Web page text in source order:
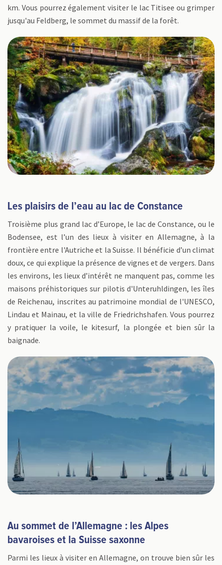
km. Vous pourrez également visiter le lac Titisee ou grimper
jusqu'au Feldberg, le sommet du massif de la forêt.
Les plaisirs de l’eau au lac de Constance
Troisième plus grand lac d’Europe, le lac de Constance, ou le
Bodensee, est l’un des lieux à visiter en Allemagne, à la
frontière entre l'Autriche et la Suisse. Il bénéficie d’un climat
doux, ce qui explique la présence de vignes et de vergers. Dans
les environs, les lieux d’intérêt ne manquent pas, comme les
maisons préhistoriques sur pilotis d'Unteruhldingen, les îles
de Reichenau, inscrites au patrimoine mondial de l'UNESCO,
Lindau et Mainau, et la ville de Friedrichshafen. Vous pourrez
y pratiquer la voile, le kitesurf, la plongée et bien sûr la
baignade.
Au sommet de l’Allemagne : les Alpes
bavaroises et la Suisse saxonne
Parmi les lieux à visiter en Allemagne, on trouve bien sûr les